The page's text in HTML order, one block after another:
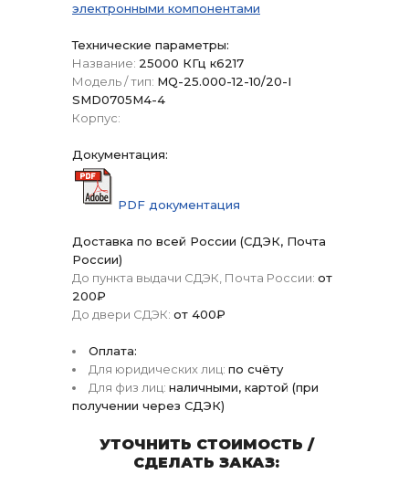
электронными компонентами
Технические параметры:
Название: 25000 КГц к6217
Модель / тип: MQ-25.000-12-10/20-I
SMD0705M4-4
Корпус:
Документация:
PDF документация
Доставка по всей России (СДЭК, Почта
России)
До пункта выдачи СДЭК, Почта России: от
200₽
До двери СДЭК: от 400₽
Оплата:
Для юридических лиц: по счёту
Для физ лиц: наличными, картой (при
получении через СДЭК)
УТОЧНИТЬ СТОИМОСТЬ /
СДЕЛАТЬ ЗАКАЗ: